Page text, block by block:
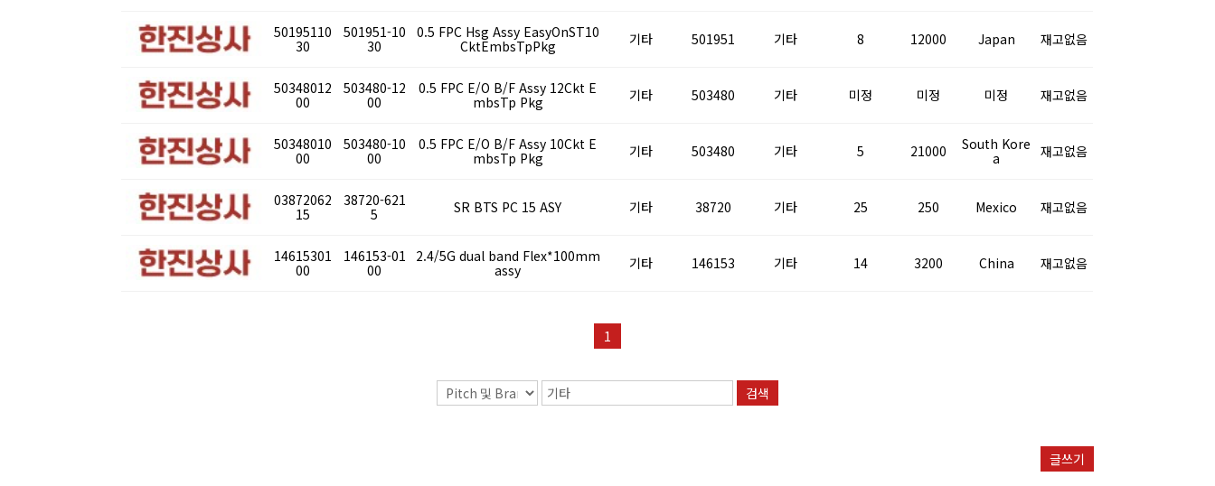
50195110
30
501951-10
30
0.5 FPC Hsg Assy EasyOnST10
CktEmbsTpPkg
기타 501951 기타 8 12000 Japan 재고없음
50348012
00
503480-12
00
0.5 FPC E/O B/F Assy 12Ckt E
mbsTp Pkg
기타 503480 기타 미정 미정 미정 재고없음
50348010
00
503480-10
00
0.5 FPC E/O B/F Assy 10Ckt E
mbsTp Pkg
기타 503480 기타 5 21000
South Kore
a
재고없음
03872062
15
38720-621
5
SR BTS PC 15 ASY 기타 38720 기타 25 250 Mexico 재고없음
14615301
00
146153-01
00
2.4/5G dual band Flex*100mm
assy
기타 146153 기타 14 3200 China 재고없음
1
검색
글쓰기